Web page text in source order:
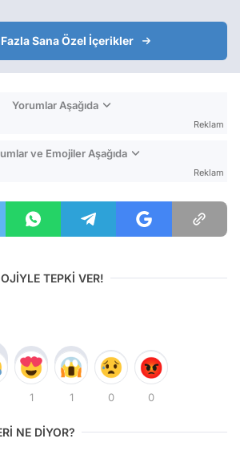
Sana Özel İçerikler
Yorumlar Aşağıda
Reklam
ve Emojiler Aşağıda
Reklam
TEPKİ VER!
1 1 0 0
NE DİYOR?